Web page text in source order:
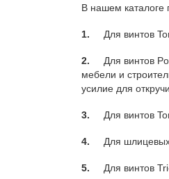
В нашем каталоге
1. Для винтов
2. Для винтов
мебели и
усилие для
3. Для винтов
4. Для шлицевых
5. Для винтов Tri-